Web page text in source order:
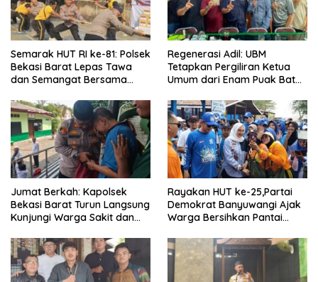
Semarak HUT RI ke-81: Polsek
Bekasi Barat Lepas Tawa
dan Semangat Bersama
Regenerasi Adil: UBM
Tetapkan Pergiliran Ketua
Umum dari Enam Puak Batak
Jumat Berkah: Kapolsek
Bekasi Barat Turun Langsung
Kunjungi Warga Sakit dan
Rayakan HUT ke-25,Partai
Demokrat Banyuwangi Ajak
Warga Bersihkan Pantai